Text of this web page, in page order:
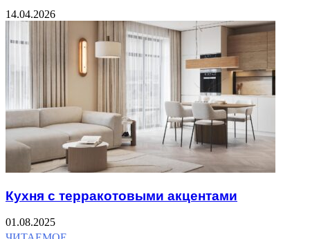
14.04.2026
Кухня с терракотовыми акцентами
01.08.2025